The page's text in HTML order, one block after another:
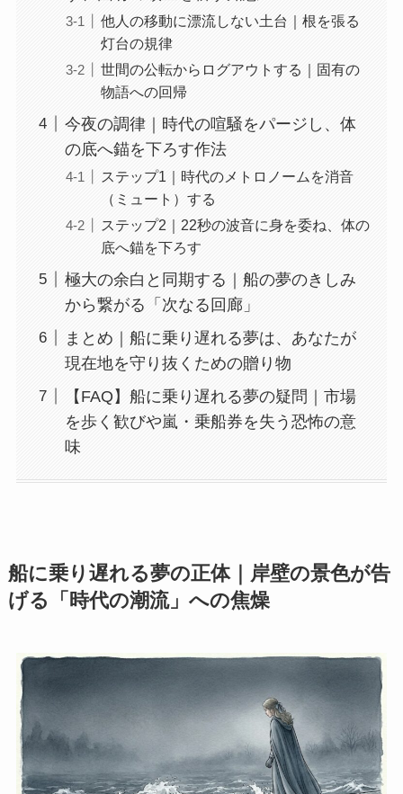
他人の移動に漂流しない土台｜根を張る
灯台の規律
世間の公転からログアウトする｜固有の
物語への回帰
今夜の調律｜時代の喧騒をパージし、体
の底へ錨を下ろす作法
ステップ1｜時代のメトロノームを消音
（ミュート）する
ステップ2｜22秒の波音に身を委ね、体の
底へ錨を下ろす
極大の余白と同期する｜船の夢のきしみ
から繋がる「次なる回廊」
まとめ｜船に乗り遅れる夢は、あなたが
現在地を守り抜くための贈り物
【FAQ】船に乗り遅れる夢の疑問｜市場
を歩く歓びや嵐・乗船券を失う恐怖の意
味
船に乗り遅れる夢の正体｜岸壁の景色が告
げる「時代の潮流」への焦燥